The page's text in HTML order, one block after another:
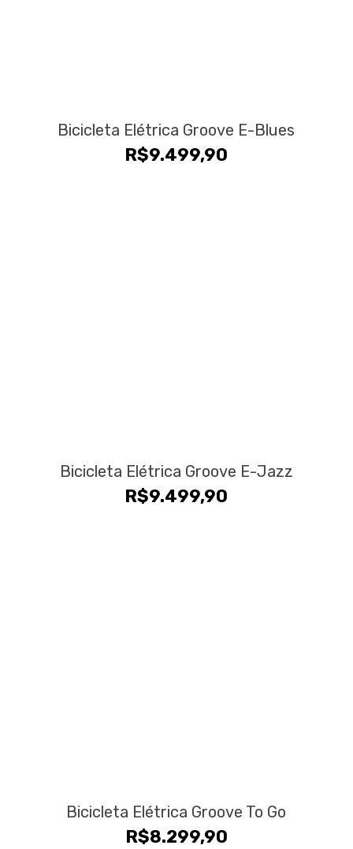
Bicicleta Elétrica Groove E-Blues
R$9.499,90
Bicicleta Elétrica Groove E-Jazz
R$9.499,90
Bicicleta Elétrica Groove To Go
R$8.299,90